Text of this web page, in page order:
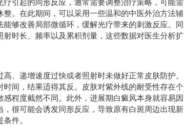
引起的同形反应，通常需要调整治疗策略，可能需
。在此期间，可以采用一些温和的中医外治方法辅
够改善局部微循环，缓解光疗带来的刺激反应。同
时长、频率以及累积剂量，这些数据对医生分析扩
、递增速度过快或者照射时未做好正常皮肤防护。
间，结果适得其反。皮肤对紫外线的耐受性存在个
程度截然不同。此外，进展期白癜风本身就容易因
很可能会诱发同形反应，导致原有白斑周边出现新
件。